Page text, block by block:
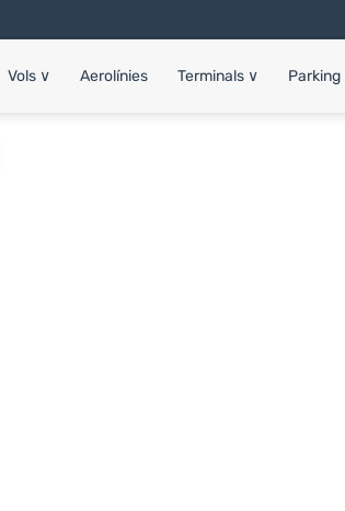
Vols ∨ Aerolínies Terminals ∨ Parking